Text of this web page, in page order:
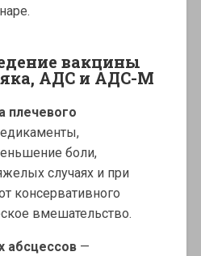
вакцины
АДС и АДС-М
плечевого
боли,
случаях и при
консервативного
вмешательство.
абсцессов—